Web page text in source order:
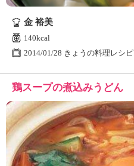
金 裕美
140kcal
2014/01/28 きょうの料理レシピ
鶏スープの煮込みうどん